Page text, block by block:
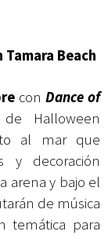
Beach
con Dance of
Halloween
al mar que
y decoración
arena y bajo el
de música
temática para